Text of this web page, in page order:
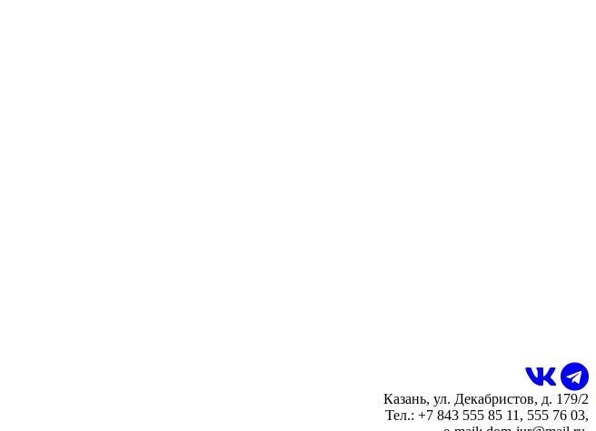
Казань, ул. Декабристов, д. 179/2
Тел.: +7 843 555 85 11, 555 76 03,